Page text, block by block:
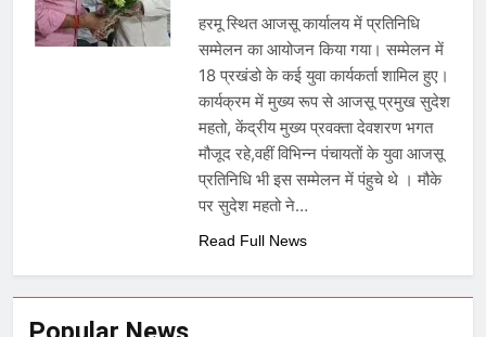
हरमू स्थित आजसू कार्यालय में प्रतिनिधि
सम्मेलन का आयोजन किया गया। सम्मेलन में
18 प्रखंडो के कई युवा कार्यकर्ता शामिल हुए।
कार्यक्रम में मुख्य रूप से आजसू प्रमुख सुदेश
महतो, केंद्रीय मुख्य प्रवक्ता देवशरण भगत
मौजूद रहे,वहीं विभिन्न पंचायतों के युवा आजसू
प्रतिनिधि भी इस सम्मेलन में पंहुचे थे । मौके
पर सुदेश महतो ने…
Read Full News